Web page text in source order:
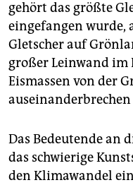
gehört das größte
eingefangen wurde,
Gletscher auf
großer Leinwand im
Eismassen von der
Das Bedeutende an
das schwierige
den Klimawandel